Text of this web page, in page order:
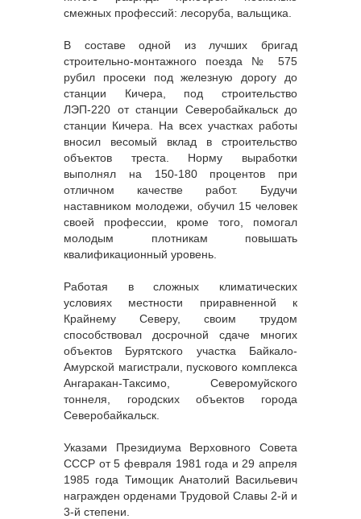
смежных профессий: лесоруба, вальщика.
В составе одной из лучших бригад
строительно-монтажного поезда № 575
рубил просеки под железную дорогу до
станции Кичера, под строительство
ЛЭП-220 от станции Северобайкальск до
станции Кичера. На всех участках работы
вносил весомый вклад в строительство
объектов треста. Норму выработки
выполнял на 150-180 процентов при
отличном качестве работ. Будучи
наставником молодежи, обучил 15 человек
своей профессии, кроме того, помогал
молодым плотникам повышать
квалификационный уровень.
Работая в сложных климатических
условиях местности приравненной к
Крайнему Северу, своим трудом
способствовал досрочной сдаче многих
объектов Бурятского участка Байкало-
Амурской магистрали, пускового комплекса
Ангаракан-Таксимо, Северомуйского
тоннеля, городских объектов города
Северобайкальск.
Указами Президиума Верховного Совета
СССР от 5 февраля 1981 года и 29 апреля
1985 года Тимощик Анатолий Васильевич
награжден орденами Трудовой Славы 2-й и
3-й степени.